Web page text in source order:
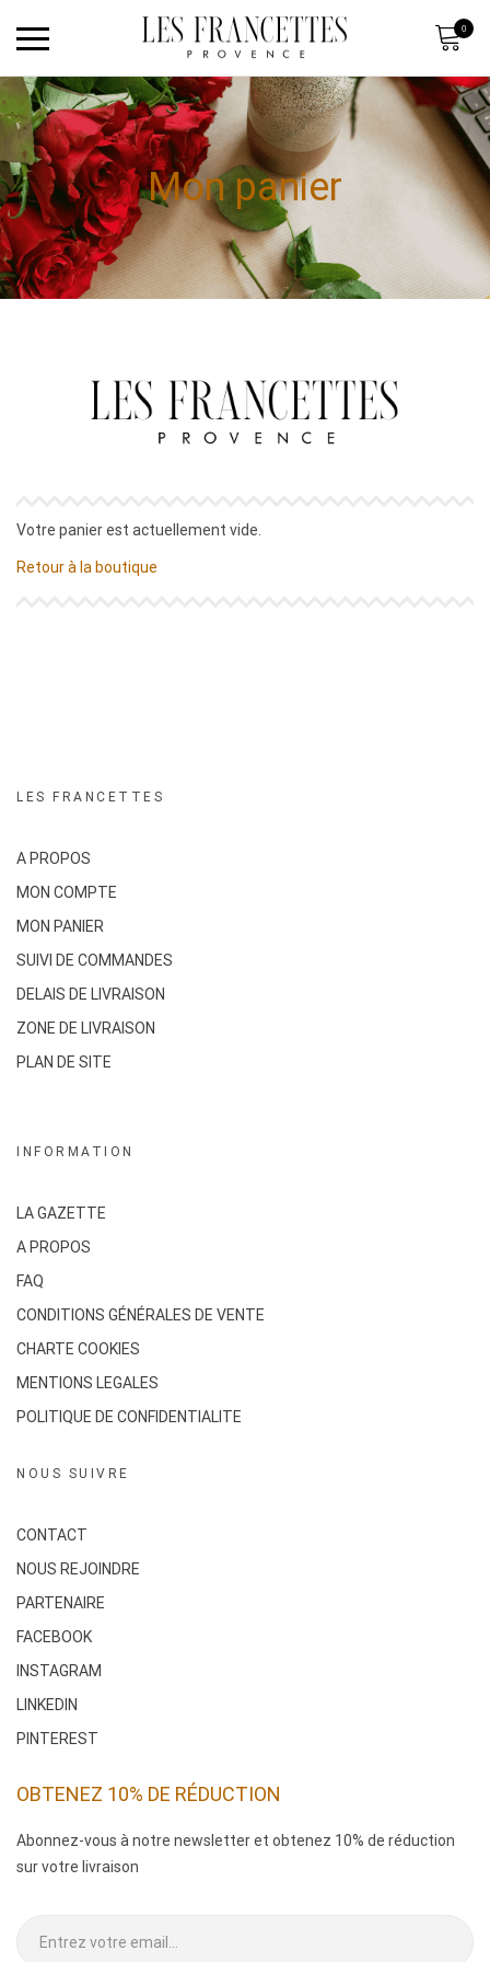
0
Mon panier
Votre panier est actuellement vide.
Retour à la boutique
LES FRANCETTES
A PROPOS
MON COMPTE
MON PANIER
SUIVI DE COMMANDES
DELAIS DE LIVRAISON
ZONE DE LIVRAISON
PLAN DE SITE
INFORMATION
LA GAZETTE
A PROPOS
FAQ
CONDITIONS GÉNÉRALES DE VENTE
CHARTE COOKIES
MENTIONS LEGALES
POLITIQUE DE CONFIDENTIALITE
NOUS SUIVRE
CONTACT
NOUS REJOINDRE
PARTENAIRE
FACEBOOK
INSTAGRAM
LINKEDIN
PINTEREST
OBTENEZ 10% DE RÉDUCTION
Abonnez-vous à notre newsletter et obtenez 10% de réduction
sur votre livraison